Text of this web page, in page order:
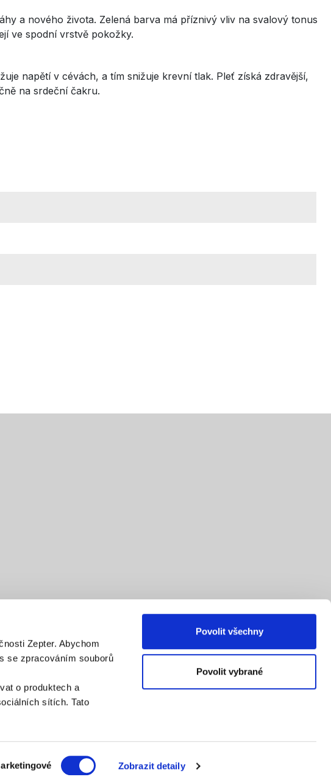
Zepter. Abychom
se zpracováním souborů
o produktech a
sítích. Tato
Zobrazit detaily
Povolit všechny
Povolit vybrané
a nového života. Zelená barva má příznivý vliv na svalový tonus
ve spodní vrstvě pokožky.
napětí v cévách, a tím snižuje krevní tlak. Pleť získá zdravější,
na srdeční čakru.
na dobírku